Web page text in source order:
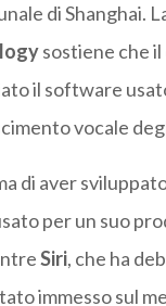
di Shanghai.
sostiene che il
il software
vocale
di aver
per un suo
Siri, che ha
immesso sul